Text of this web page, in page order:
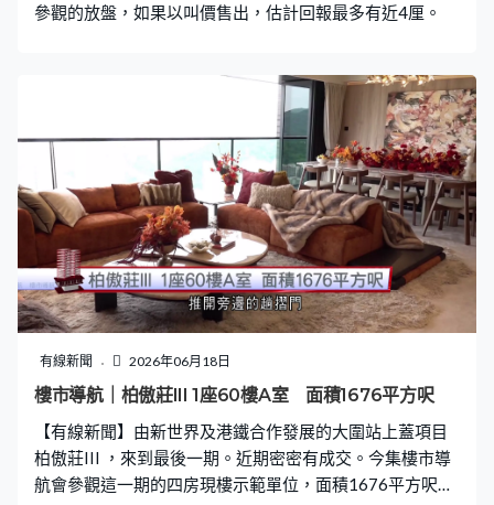
參觀的放盤，如果以叫價售出，估計回報最多有近4厘。
有線新聞 2026年06月18日
樓市導航｜柏傲莊III 1座60樓A室 面積1676平方呎
【有線新聞】由新世界及港鐵合作發展的大圍站上蓋項目
柏傲莊III ，來到最後一期。近期密密有成交。今集樓市導
航會參觀這一期的四房現樓示範單位，面積1676平方呎，